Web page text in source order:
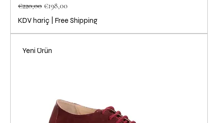
Normal Fiyat
€220,00 İndirimli Fiyat
€198,00
KDV hariç Free Shipping
Yeni Ürün